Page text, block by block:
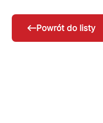
Powrót do listy